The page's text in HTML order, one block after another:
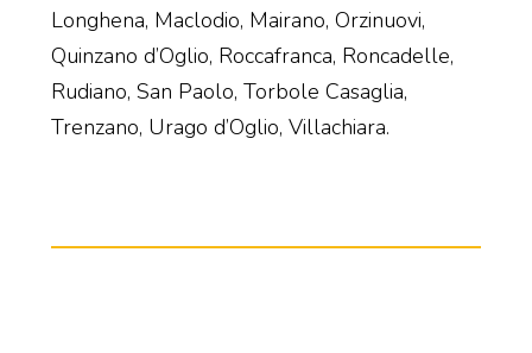
Longhena, Maclodio, Mairano, Orzinuovi,
Quinzano d’Oglio, Roccafranca, Roncadelle,
Rudiano, San Paolo, Torbole Casaglia,
Trenzano, Urago d’Oglio, Villachiara.